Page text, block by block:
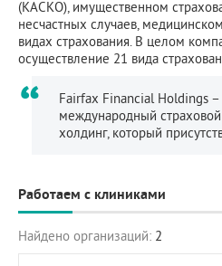
(КАСКО), имущественном
несчастных случаев,
видах страхования. В целом
осуществление 21 вида
Fairfax Financial Holdings
международный
холдинг, который
Работаем с клиниками
Найдено организаций: 2